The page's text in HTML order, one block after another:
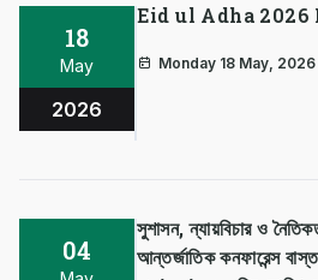
18
May
2026
Eid ul Adha
Monday 18 May, 2026
04
সুশাসন, ন্যায়বিচার ও
আন্তর্জাতিক কনফারেন্স